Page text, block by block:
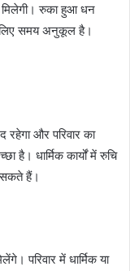
मिलेगी। रुका हुआ धन
लिए समय अनुकूल है।
और परिवार का
धार्मिक कार्यों में रुचि
सकते हैं।
परिवार में धार्मिक या